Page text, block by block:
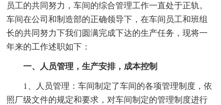
员工的共同努力，车间的综合管理工作一直处于正轨。
车间在公司和制造部的正确领导下，在车间员工和班组
长的共同努力下我们圆满完成下达的生产任务，现将一
年来的工作述职如下：
一、人员管理，生产安排，成本控制
1、人员管理：车间制定了车间的各项管理制度，依
照厂级文件的规定和要求，对车间制定的管理制度进行